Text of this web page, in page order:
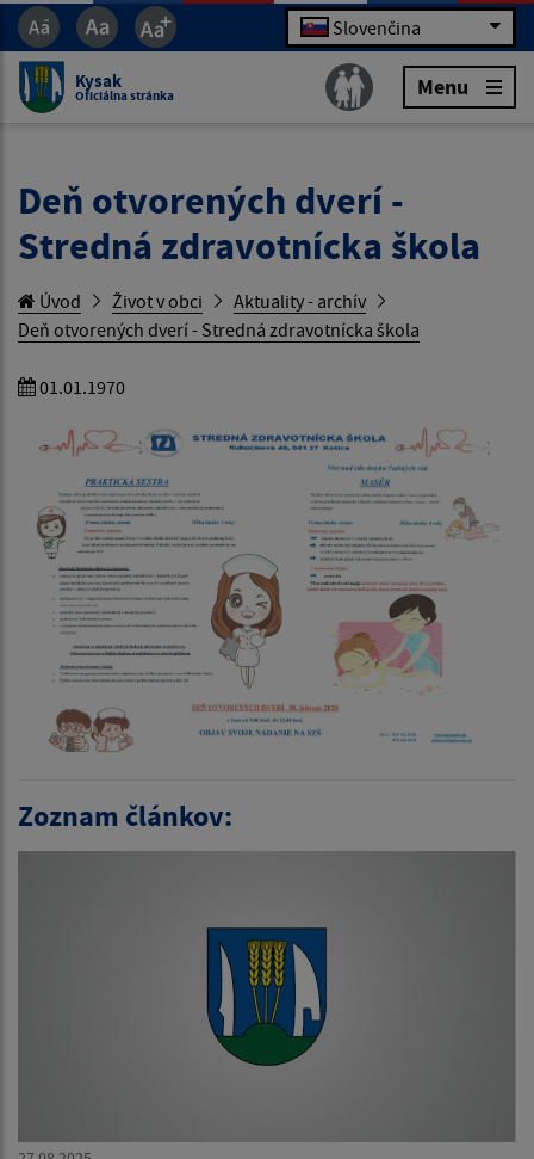
Slovenčina
Kysak
Oficiálna stránka Menu
Deň otvorených dverí -
Stredná zdravotnícka škola
Úvod Život v obci
Aktuality - archív
Deň otvorených dverí - Stredná zdravotnícka škola
01.01.1970
Zoznam článkov: